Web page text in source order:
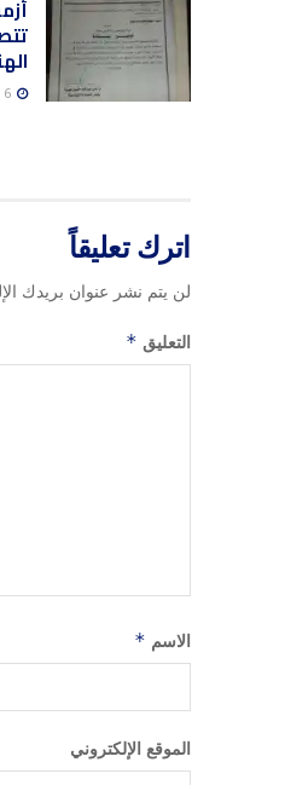
اترك تعليقاً
لن يتم نشر عنوان بريدك
التعليق *
الاسم *
الموقع الإلكتروني